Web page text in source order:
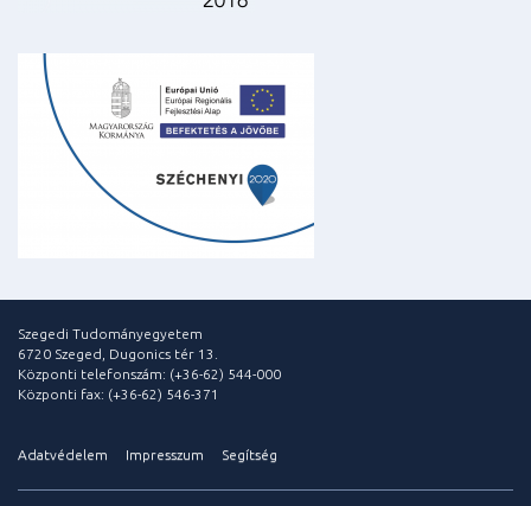
Szegedi Tudományegyetem
6720 Szeged, Dugonics tér 13.
Központi telefonszám: (+36-62) 544-000
Központi fax: (+36-62) 546-371
Adatvédelem Impresszum Segítség